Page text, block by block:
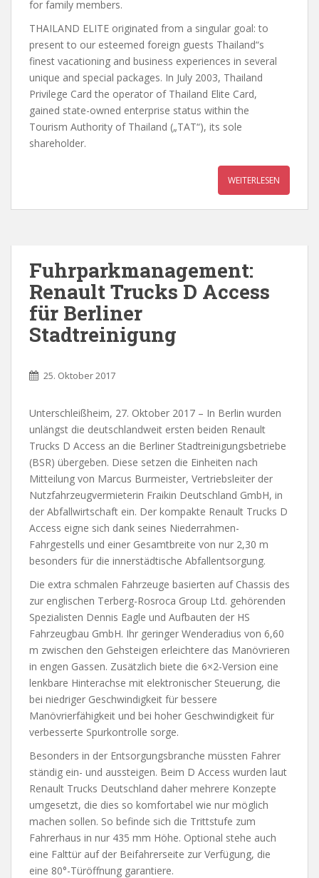
for family members.
THAILAND ELITE originated from a singular goal: to
present to our esteemed foreign guests Thailand“s
finest vacationing and business experiences in several
unique and special packages. In July 2003, Thailand
Privilege Card the operator of Thailand Elite Card,
gained state-owned enterprise status within the
Tourism Authority of Thailand („TAT“), its sole
shareholder.
WEITERLESEN
Fuhrparkmanagement:
Renault Trucks D Access
für Berliner
Stadtreinigung
25. Oktober 2017
Unterschleißheim, 27. Oktober 2017 – In Berlin wurden
unlängst die deutschlandweit ersten beiden Renault
Trucks D Access an die Berliner Stadtreinigungsbetriebe
(BSR) übergeben. Diese setzen die Einheiten nach
Mitteilung von Marcus Burmeister, Vertriebsleiter der
Nutzfahrzeugvermieterin Fraikin Deutschland GmbH, in
der Abfallwirtschaft ein. Der kompakte Renault Trucks D
Access eigne sich dank seines Niederrahmen-
Fahrgestells und einer Gesamtbreite von nur 2,30 m
besonders für die innerstädtische Abfallentsorgung.
Die extra schmalen Fahrzeuge basierten auf Chassis des
zur englischen Terberg-Rosroca Group Ltd. gehörenden
Spezialisten Dennis Eagle und Aufbauten der HS
Fahrzeugbau GmbH. Ihr geringer Wenderadius von 6,60
m zwischen den Gehsteigen erleichtere das Manövrieren
in engen Gassen. Zusätzlich biete die 6×2-Version eine
lenkbare Hinterachse mit elektronischer Steuerung, die
bei niedriger Geschwindigkeit für bessere
Manövrierfähigkeit und bei hoher Geschwindigkeit für
verbesserte Spurkontrolle sorge.
Besonders in der Entsorgungsbranche müssten Fahrer
ständig ein- und aussteigen. Beim D Access wurden laut
Renault Trucks Deutschland daher mehrere Konzepte
umgesetzt, die dies so komfortabel wie nur möglich
machen sollen. So befinde sich die Trittstufe zum
Fahrerhaus in nur 435 mm Höhe. Optional stehe auch
eine Falttür auf der Beifahrerseite zur Verfügung, die
eine 80°-Türöffnung garantiere.